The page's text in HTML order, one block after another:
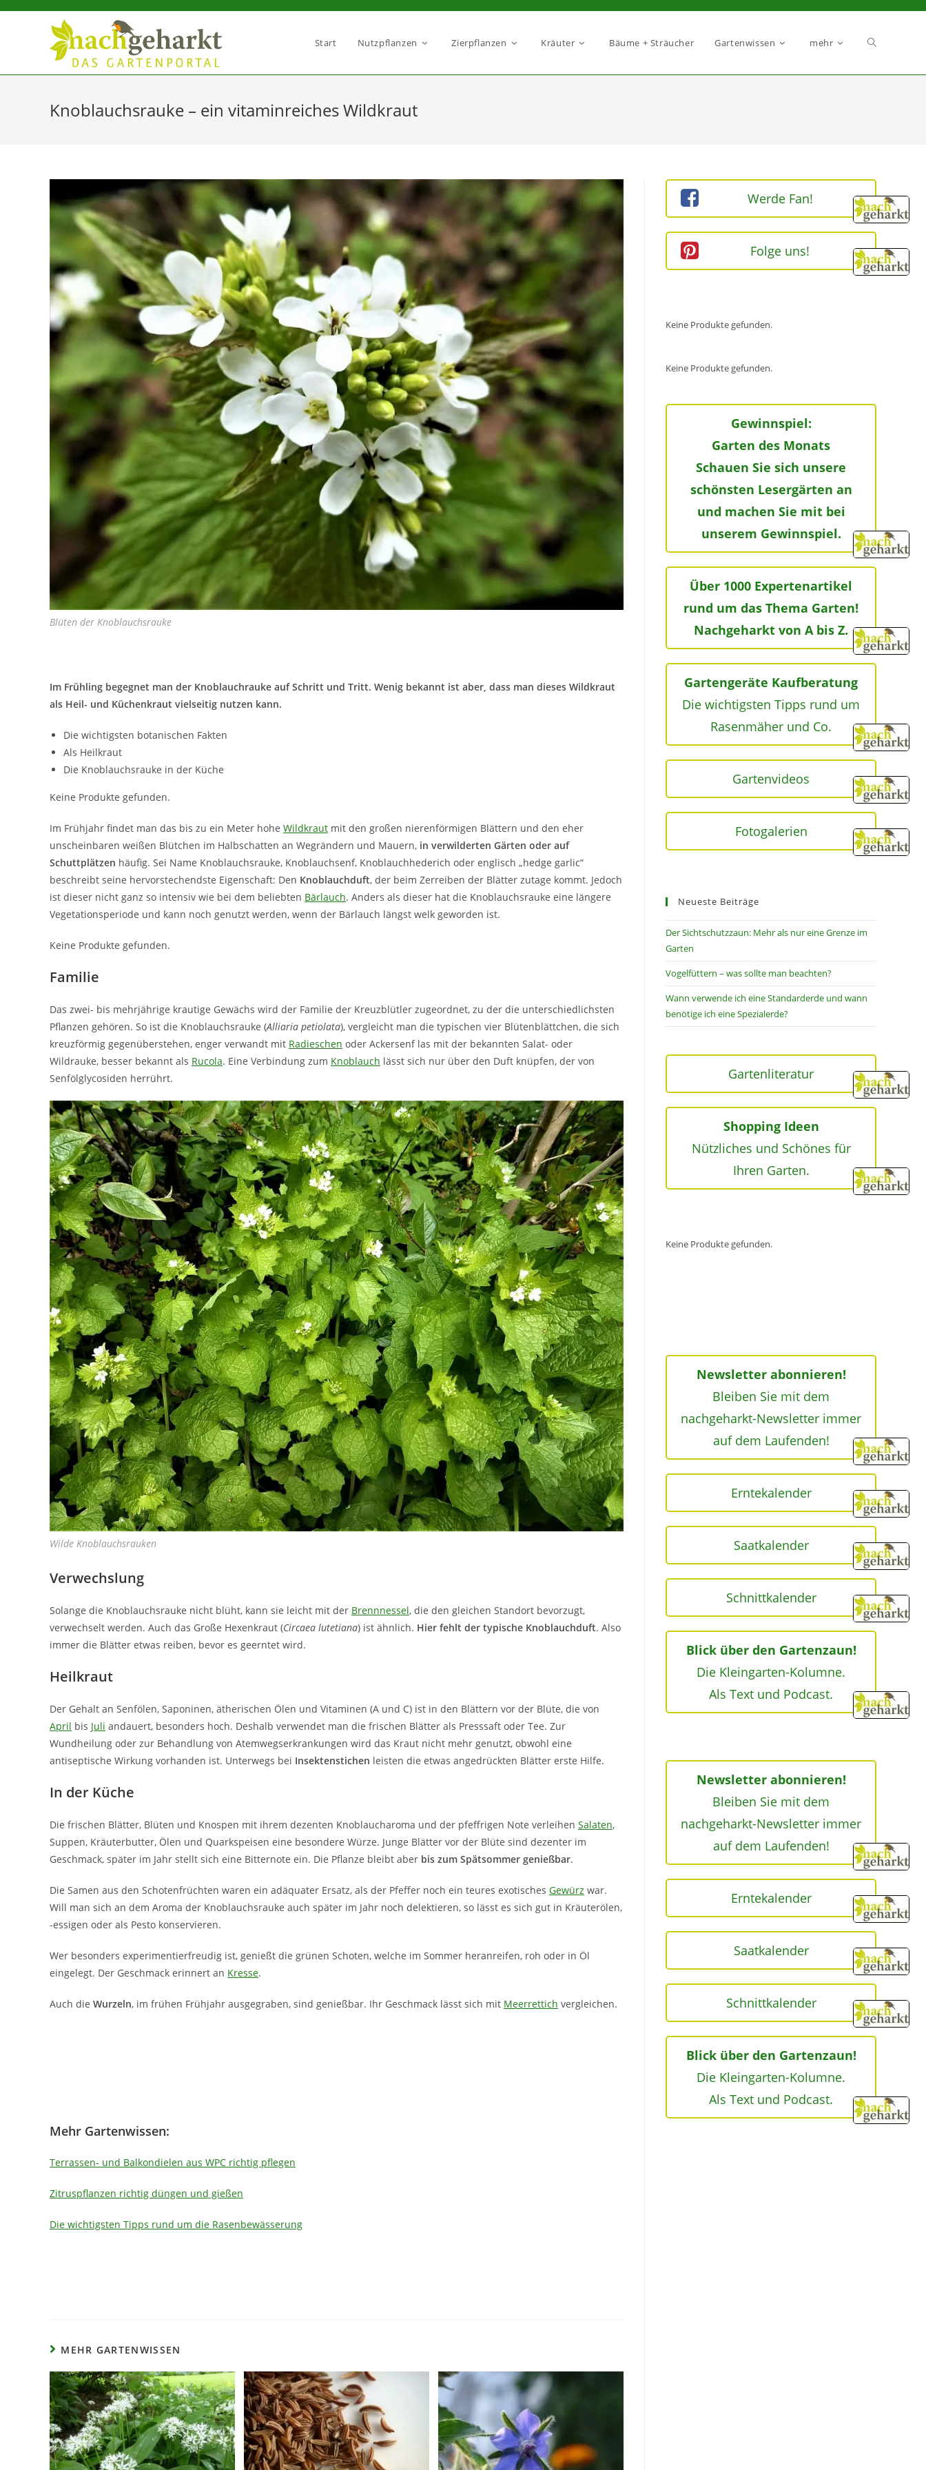
Sidebar-
Start Nutzpflanzen Zierpflanzen Kräuter Bäume + Sträucher Gartenwissen mehr
Knoblauchsrauke – ein vitaminreiches Wildkraut
Blüten der Knoblauchsrauke
Im Frühling begegnet man der Knoblauchrauke auf Schritt und Tritt. Wenig bekannt ist aber, dass man dieses Wildkraut
als Heil- und Küchenkraut vielseitig nutzen kann.
Die wichtigsten botanischen Fakten
Als Heilkraut
Die Knoblauchsrauke in der Küche
Keine Produkte gefunden.
Im Frühjahr findet man das bis zu ein Meter hohe Wildkraut mit den großen nierenförmigen Blättern und den eher
unscheinbaren weißen Blütchen im Halbschatten an Wegrändern und Mauern, in verwilderten Gärten oder auf
Schuttplätzen häufig. Sei Name Knoblauchsrauke, Knoblauchsenf, Knoblauchhederich oder englisch „hedge garlic“
beschreibt seine hervorstechendste Eigenschaft: Den Knoblauchduft, der beim Zerreiben der Blätter zutage kommt. Jedoch
ist dieser nicht ganz so intensiv wie bei dem beliebten Bärlauch. Anders als dieser hat die Knoblauchsrauke eine längere
Vegetationsperiode und kann noch genutzt werden, wenn der Bärlauch längst welk geworden ist.
Keine Produkte gefunden.
Familie
Das zwei- bis mehrjährige krautige Gewächs wird der Familie der Kreuzblütler zugeordnet, zu der die unterschiedlichsten
Pflanzen gehören. So ist die Knoblauchsrauke (Alliaria petiolata), vergleicht man die typischen vier Blütenblättchen, die sich
kreuzförmig gegenüberstehen, enger verwandt mit Radieschen oder Ackersenf las mit der bekannten Salat- oder
Wildrauke, besser bekannt als Rucola. Eine Verbindung zum Knoblauch lässt sich nur über den Duft knüpfen, der von
Senfölglycosiden herrührt.
Wilde Knoblauchsrauken
Verwechslung
Solange die Knoblauchsrauke nicht blüht, kann sie leicht mit der Brennnessel, die den gleichen Standort bevorzugt,
verwechselt werden. Auch das Große Hexenkraut (Circaea lutetiana) ist ähnlich. Hier fehlt der typische Knoblauchduft. Also
immer die Blätter etwas reiben, bevor es geerntet wird.
Heilkraut
Der Gehalt an Senfölen, Saponinen, ätherischen Ölen und Vitaminen (A und C) ist in den Blättern vor der Blüte, die von
April bis Juli andauert, besonders hoch. Deshalb verwendet man die frischen Blätter als Presssaft oder Tee. Zur
Wundheilung oder zur Behandlung von Atemwegserkrankungen wird das Kraut nicht mehr genutzt, obwohl eine
antiseptische Wirkung vorhanden ist. Unterwegs bei Insektenstichen leisten die etwas angedrückten Blätter erste Hilfe.
In der Küche
Die frischen Blätter, Blüten und Knospen mit ihrem dezenten Knoblaucharoma und der pfeffrigen Note verleihen Salaten,
Suppen, Kräuterbutter, Ölen und Quarkspeisen eine besondere Würze. Junge Blätter vor der Blüte sind dezenter im
Geschmack, später im Jahr stellt sich eine Bitternote ein. Die Pflanze bleibt aber bis zum Spätsommer genießbar.
Die Samen aus den Schotenfrüchten waren ein adäquater Ersatz, als der Pfeffer noch ein teures exotisches Gewürz war.
Will man sich an dem Aroma der Knoblauchsrauke auch später im Jahr noch delektieren, so lässt es sich gut in Kräuterölen,
-essigen oder als Pesto konservieren.
Wer besonders experimentierfreudig ist, genießt die grünen Schoten, welche im Sommer heranreifen, roh oder in Öl
eingelegt. Der Geschmack erinnert an Kresse.
Auch die Wurzeln, im frühen Frühjahr ausgegraben, sind genießbar. Ihr Geschmack lässt sich mit Meerrettich vergleichen.
Mehr Gartenwissen:
Terrassen- und Balkondielen aus WPC richtig pflegen
Zitruspflanzen richtig düngen und gießen
Die wichtigsten Tipps rund um die Rasenbewässerung
MEHR GARTENWISSEN
Werde Fan!
Folge uns!
Keine Produkte gefunden.
Keine Produkte gefunden.
Gewinnspiel:
Garten des Monats
Schauen Sie sich unsere
schönsten Lesergärten an
und machen Sie mit bei
unserem Gewinnspiel.
Über 1000 Expertenartikel
rund um das Thema Garten!
Nachgeharkt von A bis Z.
Gartengeräte Kaufberatung
Die wichtigsten Tipps rund um
Rasenmäher und Co.
Gartenvideos
Fotogalerien
Neueste Beiträge
Der Sichtschutzzaun: Mehr als nur eine Grenze im
Garten
Vogelfüttern – was sollte man beachten?
Wann verwende ich eine Standarderde und wann
benötige ich eine Spezialerde?
Gartenliteratur
Shopping Ideen
Nützliches und Schönes für
Ihren Garten.
Keine Produkte gefunden.
Newsletter abonnieren!
Bleiben Sie mit dem
nachgeharkt-Newsletter immer
auf dem Laufenden!
Erntekalender
Saatkalender
Schnittkalender
Blick über den Gartenzaun!
Die Kleingarten-Kolumne.
Als Text und Podcast.
Newsletter abonnieren!
Bleiben Sie mit dem
nachgeharkt-Newsletter immer
auf dem Laufenden!
Erntekalender
Saatkalender
Schnittkalender
Blick über den Gartenzaun!
Die Kleingarten-Kolumne.
Als Text und Podcast.